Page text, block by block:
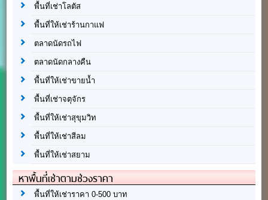
พื้นที่เช่าโลตัส
พื้นที่ให้เช่าร้านกาแฟ
ตลาดนัดรถไฟ
ตลาดนัดกลางคืน
พื้นที่ให้เช่าขายน้ำ
พื้นที่เช่าจตุจักร
พื้นที่ให้เช่าสุขุมวิท
พื้นที่ให้เช่าสีลม
พื้นที่ให้เช่าสยาม
หาพื้นที่เช่าตามช่วงราคา
พื้นที่ให้เช่าราคา 0-500 บาท